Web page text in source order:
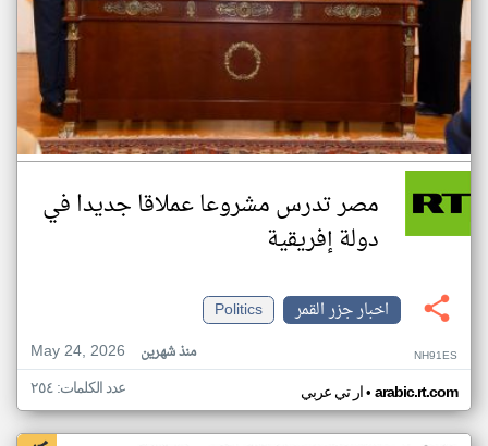
مصر تدرس مشروعا عملاقا جديدا في
دولة إفريقية
اخبار جزر القمر
Politics
May 24, 2026
منذ شهرين NH91ES
ار تي عربي• arabic.rt.com عدد الكلمات: ٢٥٤